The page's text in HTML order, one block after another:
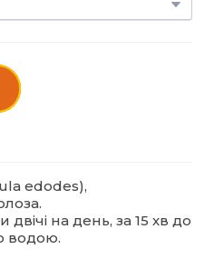
edodes),
двічі на день, за 15 хв до
водою.